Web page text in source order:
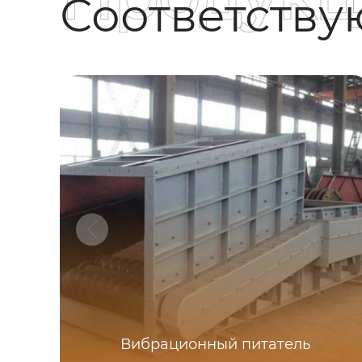
Вибрационный питатель